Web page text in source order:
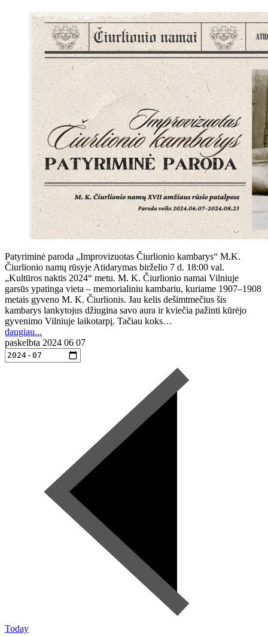
Patyriminė paroda „Improvizuotas Čiurlionio kambarys“ M.K.
Čiurlionio namų rūsyje Atidarymas birželio 7 d. 18:00 val.
„Kultūros naktis 2024“ metu. M. K. Čiurlionio namai Vilniuje
garsūs ypatinga vieta – memorialiniu kambariu, kuriame 1907–1908
metais gyveno M. K. Čiurlionis. Jau kelis dešimtmečius šis
kambarys lankytojus džiugina savo aura ir kviečia pažinti kūrėjo
gyvenimo Vilniuje laikotarpį. Tačiau koks…
daugiau...
paskelbta 2024 06 07
Today